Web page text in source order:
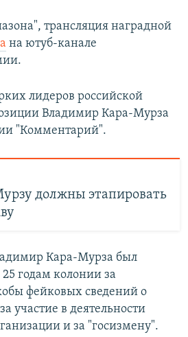
трансляция наградной
на ютуб-канале
лидеров российской
Владимир Кара-Мурза
"Комментарий".
должны этапировать
Кара-Мурза был
годам колонии за
фейковых сведений о
участие в деятельности
и за "госизмену".